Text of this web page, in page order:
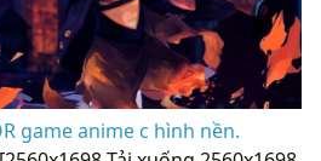
game anime c hình nền.